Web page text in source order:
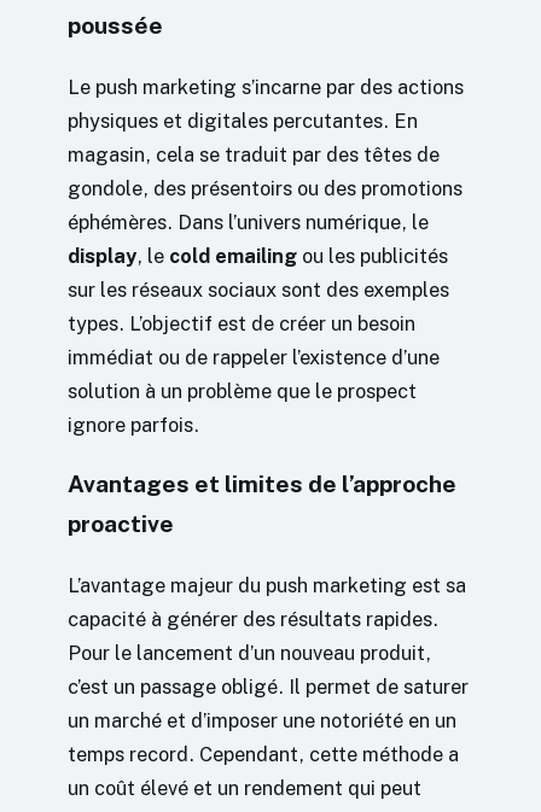
poussée
Le push marketing s’incarne par des actions
physiques et digitales percutantes. En
magasin, cela se traduit par des têtes de
gondole, des présentoirs ou des promotions
éphémères. Dans l’univers numérique, le
display, le cold emailing ou les publicités
sur les réseaux sociaux sont des exemples
types. L’objectif est de créer un besoin
immédiat ou de rappeler l’existence d’une
solution à un problème que le prospect
ignore parfois.
Avantages et limites de l’approche
proactive
L’avantage majeur du push marketing est sa
capacité à générer des résultats rapides.
Pour le lancement d’un nouveau produit,
c’est un passage obligé. Il permet de saturer
un marché et d’imposer une notoriété en un
temps record. Cependant, cette méthode a
un coût élevé et un rendement qui peut